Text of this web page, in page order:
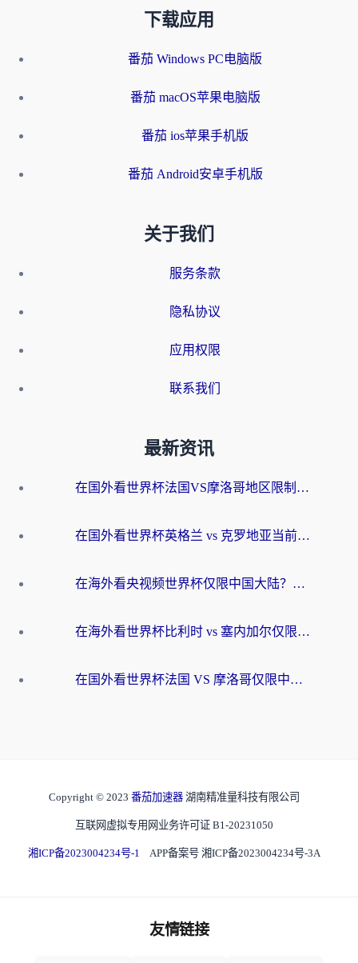
下载应用
番茄 Windows PC电脑版
番茄 macOS苹果电脑版
番茄 ios苹果手机版
番茄 Android安卓手机版
关于我们
服务条款
隐私协议
应用权限
联系我们
最新资讯
在国外看世界杯法国VS摩洛哥地区限制？这篇指南让你流畅看中文解说无压力
在国外看世界杯英格兰 vs 克罗地亚当前地区不可播放？这篇指南帮你搞定所有海外观赛难题
在海外看央视频世界杯仅限中国大陆？这篇指南帮你解锁中文解说+无卡顿直播
在海外看世界杯比利时 vs 塞内加尔仅限中国大陆？我找到了最流畅的中文解说之路
在国外看世界杯法国 VS 摩洛哥仅限中国大陆？海外党这样看中文解说赛事不卡顿
Copyright © 2023 番茄加速器 湖南精准量科技有限公司
互联网虚拟专用网业务许可证 B1-20231050
湘ICP备2023004234号-1 APP备案号 湘ICP备2023004234号-3A
友情链接